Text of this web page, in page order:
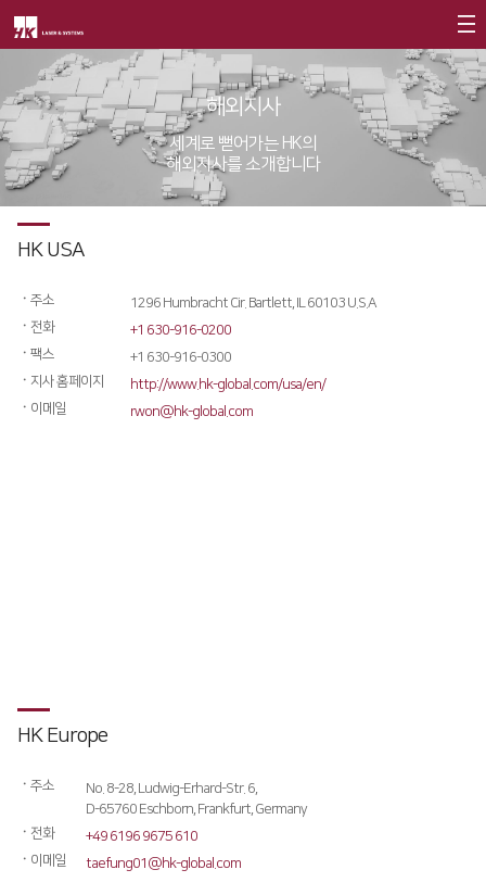
회사소개
CEO
회사개요
회사연혁
CI소개
가치경영
핵심가치
FS Series
FL3015
RS3015
FE Series
서비스
트레이닝
교육일정
투자정보
재무정보
IR 자료실
사회공헌
사회공헌개요
해외지사
세계로 뻗어가는 HK의
해외지사를 소개합니다
HK USA
ㆍ 주소
​1296 Humbracht Cir. Bartlett, IL 60103 U.S.A
ㆍ 전화
+1 630-916-0200
ㆍ 팩스
+1 630-916-0300
ㆍ 지사 홈페이지
http://www.hk-global.com/usa/en/​
ㆍ 이메일 rwon@hk-global.com​
HK Europe
ㆍ 주소
No. 8-28, Ludwig-Erhard-Str. 6,
D-65760 Eschborn, Frankfurt, Germany
ㆍ 전화
+49 6196 9675 610
ㆍ 이메일 taefung01@hk-global.com